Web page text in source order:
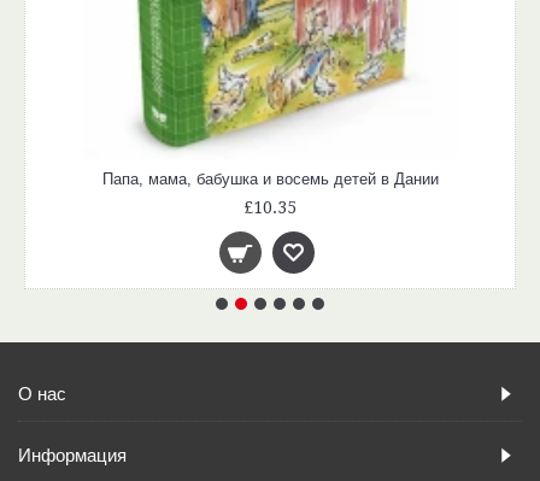
Папа, мама, бабушка и восемь детей в Дании
£10.35
О нас
Информация